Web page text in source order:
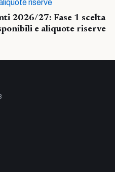
2026/27: Fase 1 scelta
e aliquote riserve